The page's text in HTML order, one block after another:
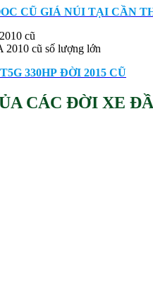
CŨ GIÁ NÚI TẠI CẦN
cũ số lượng lớn
330HP ĐỜI 2015 CŨ
CÁC ĐỜI XE